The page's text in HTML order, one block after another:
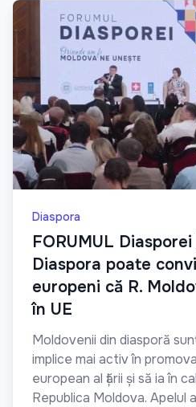
Diaspora
FORUMUL
Diaspora poate
europeni că R.
în UE
Moldovenii din diasporă
implice mai activ în
european al țării și să ia în
Republica Moldova. Apelul